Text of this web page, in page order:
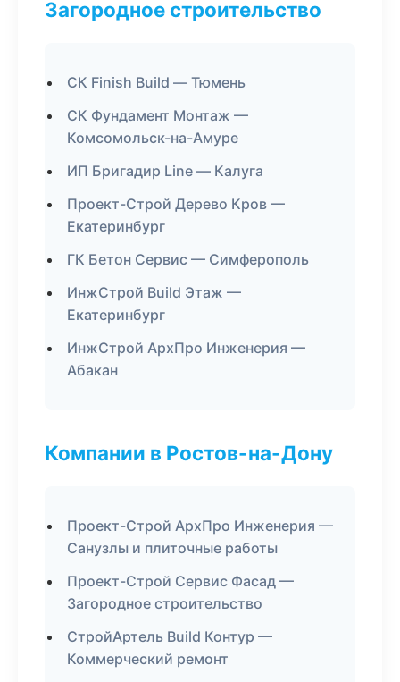
Загородное строительство
СК Finish Build — Тюмень
СК Фундамент Монтаж —
Комсомольск-на-Амуре
ИП Бригадир Line — Калуга
Проект-Строй Дерево Кров —
Екатеринбург
ГК Бетон Сервис — Симферополь
ИнжСтрой Build Этаж —
Екатеринбург
ИнжСтрой АрхПро Инженерия —
Абакан
Компании в Ростов-на-Дону
Проект-Строй АрхПро Инженерия —
Санузлы и плиточные работы
Проект-Строй Сервис Фасад —
Загородное строительство
СтройАртель Build Контур —
Коммерческий ремонт